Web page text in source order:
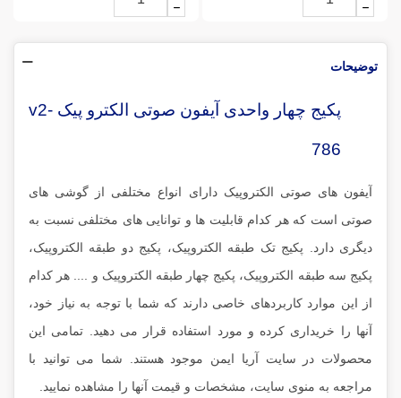
توضیحات
پکیج چهار واحدی آیفون صوتی الکترو پیک v2-
786
آیفون های صوتی الکتروپیک دارای انواع مختلفی از گوشی های
صوتی است که هر کدام قابلیت ها و توانایی های مختلفی نسبت به
دیگری دارد. پکیج تک طبقه الکتروپیک، پکیج دو طبقه الکتروپیک،
پکیج سه طبقه الکتروپیک، پکیج چهار طبقه الکتروپیک و .... هر کدام
از این موارد کاربردهای خاصی دارند که شما با توجه به نیاز خود،
آنها را خریداری کرده و مورد استفاده قرار می دهید. تمامی این
محصولات در سایت آریا ایمن موجود هستند. شما می توانید با
مراجعه به منوی سایت، مشخصات و قیمت آنها را مشاهده نمایید.